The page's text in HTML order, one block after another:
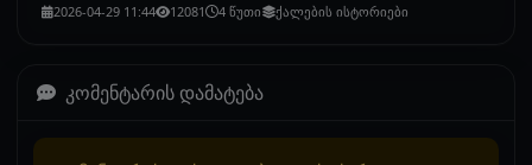
2026-04-29 11:44 12081 4 წუთი ქალების ისტორიები
კომენტარის დამატება